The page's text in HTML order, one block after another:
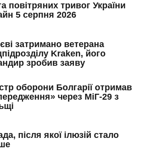
повітряних тривог України
5 серпня 2026
затримано ветерана
Kraken, його
зробив заяву
оборони Болгарії отримав
через МіГ-29 з
після якої ілюзій стало